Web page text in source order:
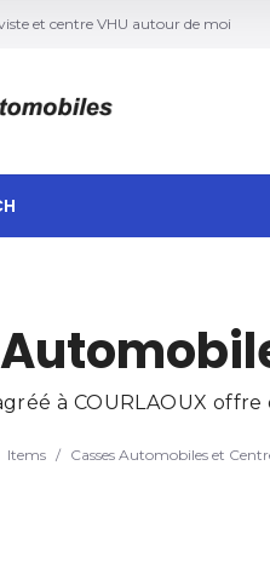
et centre VHU autour de moi
à COURLAOUX
Items / Casses Automobiles et